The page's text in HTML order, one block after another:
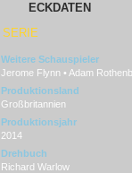
ECKDATEN
SERIE
Weitere Schauspieler
Jerome Flynn • Adam
Produktionsland
Großbritannien
Produktionsjahr
2014
Drehbuch
Richard Warlow